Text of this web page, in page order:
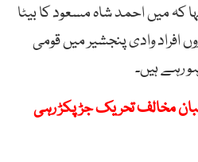
کہ میں احمد شاہ مسعود کا بیٹا
افراد وادی پنجشیر میں قومی
رہے ہیں۔
مخالف تحریک جڑ پکڑ رہی